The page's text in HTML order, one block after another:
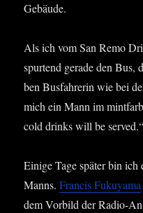
Gebäude.
Als ich vom San Remo
spur­tend gera­de den
ben Bus­fah­re­rin wie bei
mich ein Mann im
cold drinks will be
Eini­ge Tage spä­ter bin ich
Manns.Fran­cis Fuku­ya­ma
dem Vor­bild der Radio-